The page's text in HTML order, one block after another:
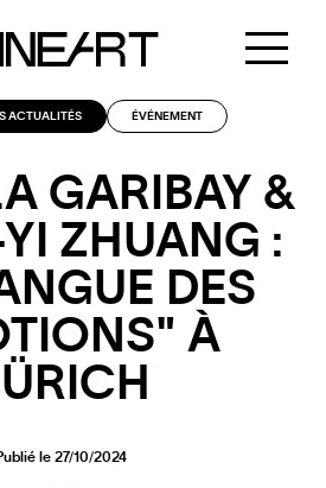
ACTUALITÉS ÉVÉNEMENT
GARIBAY &
ZHUANG :
DES
À
le 27/10/2024